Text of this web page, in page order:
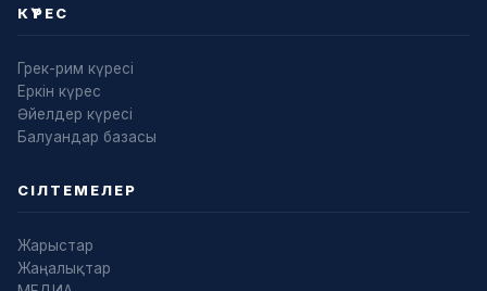
КҮРЕС
Грек-рим күресі
Еркін күрес
Әйелдер күресі
Балуандар базасы
СІЛТЕМЕЛЕР
Жарыстар
Жаңалықтар